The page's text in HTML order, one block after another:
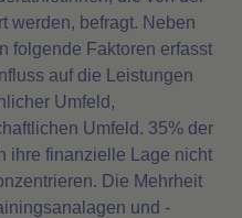
werden, befragt. Neben
folgende Faktoren erfasst
auf die Leistungen
Umfeld,
Umfeld. 35% der
ihre finanzielle Lage nicht
Die Mehrheit
und -